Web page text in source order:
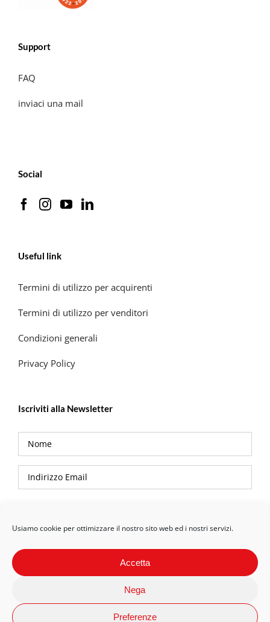
Usiamo cookie per ottimizzare il nostro sito web ed i nostri servizi.
Accetta
Nega
Preferenze
Support
FAQ
inviaci una mail
Social
Useful link
Termini di utilizzo per acquirenti
Termini di utilizzo per venditori
Condizioni generali
Privacy Policy
Iscriviti alla Newsletter